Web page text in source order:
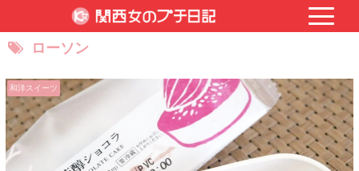
ローソン
和洋スイーツ